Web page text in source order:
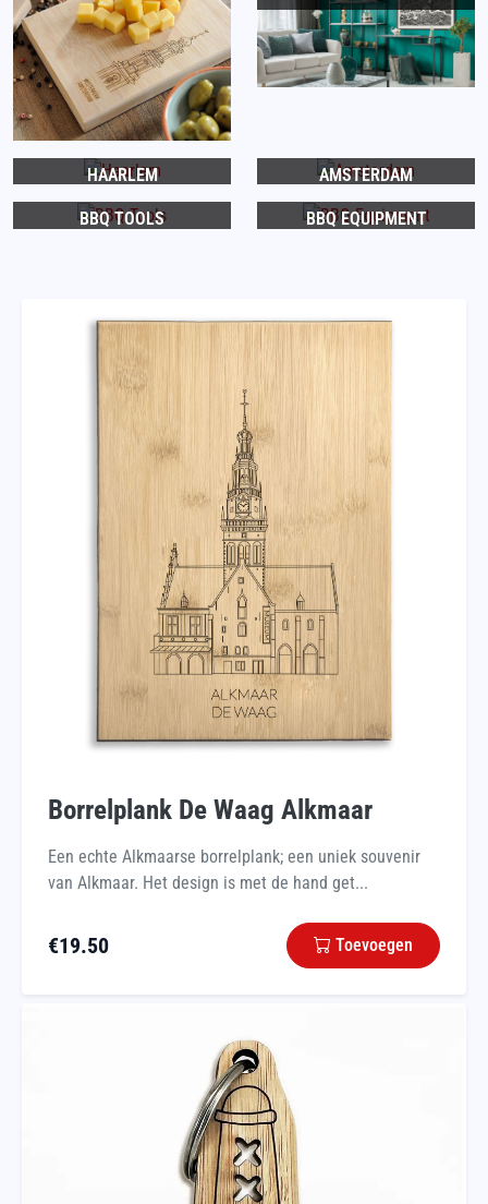
HAARLEM AMSTERDAM
BBQ TOOLS BBQ EQUIPMENT
Borrelplank De Waag Alkmaar
Een echte Alkmaarse borrelplank; een uniek souvenir
van Alkmaar. Het design is met de hand get...
€19.50 Toevoegen